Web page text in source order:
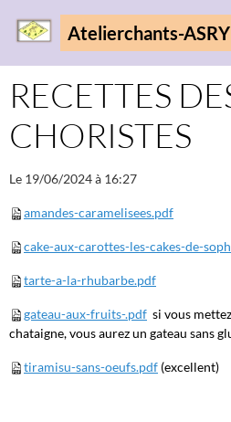
Atelierchants-ASRY
RECETTES
CHORISTES
Le 19/06/2024à 16:27
amandes-caramelisees.pdf
cake-aux-carottes-les-cakes-de-
tarte-a-la-rhubarbe.pdf
gateau-aux-fruits-.pdf si vous
chataigne, vous aurez un gateau sans
tiramisu-sans-oeufs.pdf (excellent)